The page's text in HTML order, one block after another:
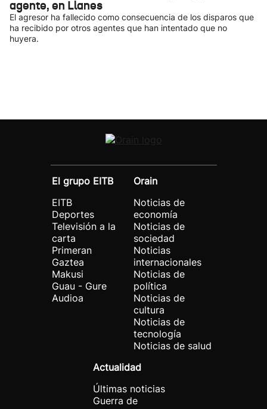
agente, en Llanes
El agresor ha fallecido como consecuencia de los disparos que
ha recibido por otros agentes que han intentado que no
huyera.
El grupo EITB
EITB
Deportes
Televisión a la
carta
Primeran
Gaztea
Makusi
Guau - Gure
Audioa
Orain
Noticias de
economía
Noticias de
sociedad
Noticias
internacionales
Noticias de
política
Noticias de
cultura
Noticias de
tecnología
Noticias de salud
Actualidad
Últimas noticias
Guerra de